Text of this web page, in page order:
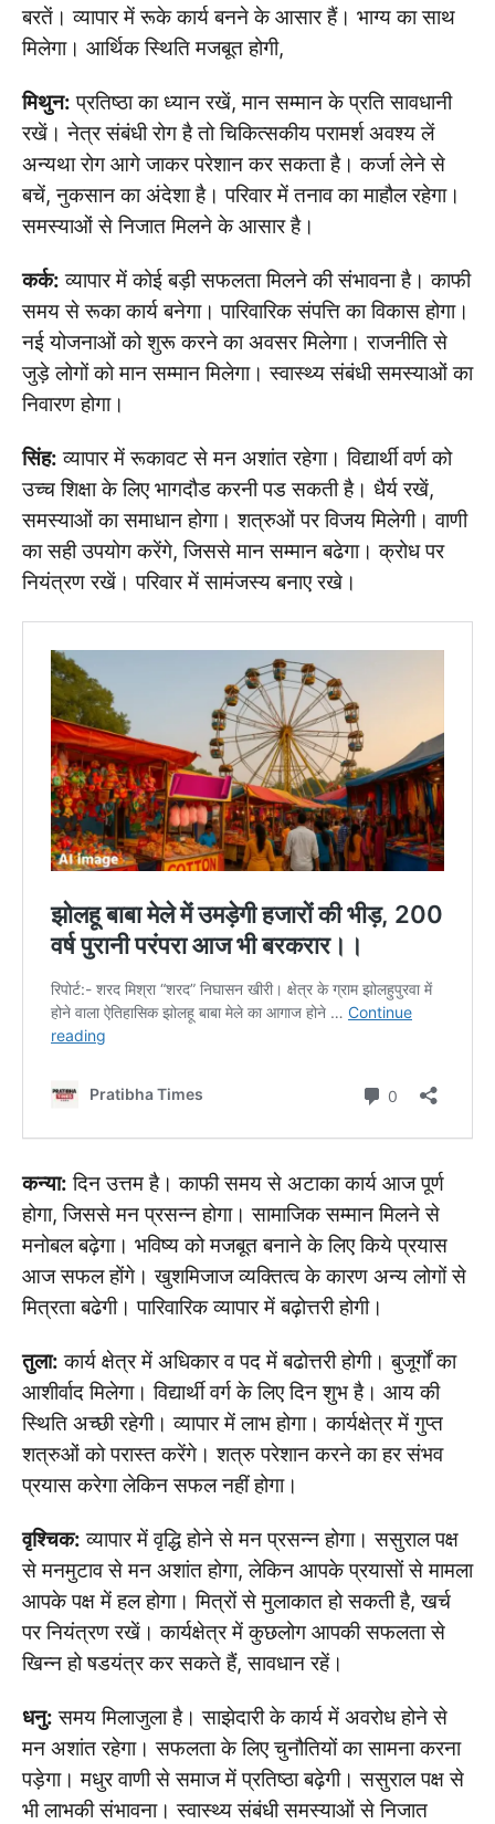
बरतें। व्यापार में रूके कार्य बनने के आसार हैं। भाग्य का साथ
मिलेगा। आर्थिक स्थिति मजबूत होगी,
मिथुन: प्रतिष्ठा का ध्यान रखें, मान सम्मान के प्रति सावधानी
रखें। नेत्र संबंधी रोग है तो चिकित्सकीय परामर्श अवश्य लें
अन्यथा रोग आगे जाकर परेशान कर सकता है। कर्जा लेने से
बचें, नुकसान का अंदेशा है। परिवार में तनाव का माहौल रहेगा।
समस्याओं से निजात मिलने के आसार है।
कर्क: व्यापार में कोई बड़ी सफलता मिलने की संभावना है। काफी
समय से रूका कार्य बनेगा। पारिवारिक संपत्ति का विकास होगा।
नई योजनाओं को शुरू करने का अवसर मिलेगा। राजनीति से
जुड़े लोगों को मान सम्मान मिलेगा। स्वास्थ्य संबंधी समस्याओं का
निवारण होगा।
सिंह: व्यापार में रूकावट से मन अशांत रहेगा। विद्यार्थी वर्ण को
उच्च शिक्षा के लिए भागदौड करनी पड सकती है। धैर्य रखें,
समस्याओं का समाधान होगा। शत्रुओं पर विजय मिलेगी। वाणी
का सही उपयोग करेंगे, जिससे मान सम्मान बढेगा। क्रोध पर
नियंत्रण रखें। परिवार में सामंजस्य बनाए रखे।
कन्या: दिन उत्तम है। काफी समय से अटाका कार्य आज पूर्ण
होगा, जिससे मन प्रसन्न होगा। सामाजिक सम्मान मिलने से
मनोबल बढ़ेगा। भविष्य को मजबूत बनाने के लिए किये प्रयास
आज सफल होंगे। खुशमिजाज व्यक्तित्व के कारण अन्य लोगों से
मित्रता बढेगी। पारिवारिक व्यापार में बढ़ोत्तरी होगी।
तुला: कार्य क्षेत्र में अधिकार व पद में बढोत्तरी होगी। बुजूर्गों का
आशीर्वाद मिलेगा। विद्यार्थी वर्ग के लिए दिन शुभ है। आय की
स्थिति अच्छी रहेगी। व्यापार में लाभ होगा। कार्यक्षेत्र में गुप्त
शत्रुओं को परास्त करेंगे। शत्रु परेशान करने का हर संभव
प्रयास करेगा लेकिन सफल नहीं होगा।
वृश्चिक: व्यापार में वृद्धि होने से मन प्रसन्न होगा। ससुराल पक्ष
से मनमुटाव से मन अशांत होगा, लेकिन आपके प्रयासों से मामला
आपके पक्ष में हल होगा। मित्रों से मुलाकात हो सकती है, खर्च
पर नियंत्रण रखें। कार्यक्षेत्र में कुछलोग आपकी सफलता से
खिन्न हो षडयंत्र कर सकते हैं, सावधान रहें।
धनु: समय मिलाजुला है। साझेदारी के कार्य में अवरोध होने से
मन अशांत रहेगा। सफलता के लिए चुनौतियों का सामना करना
पड़ेगा। मधुर वाणी से समाज में प्रतिष्ठा बढ़ेगी। ससुराल पक्ष से
भी लाभकी संभावना। स्वास्थ्य संबंधी समस्याओं से निजात